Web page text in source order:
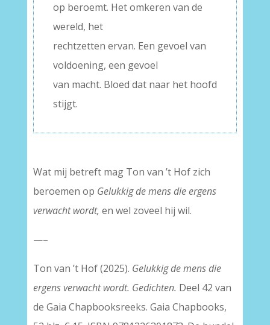
op beroemt. Het omkeren van de
wereld, het
rechtzetten ervan. Een gevoel van
voldoening, een gevoel
van macht. Bloed dat naar het hoofd
stijgt.
Wat mij betreft mag Ton van ’t Hof zich
beroemen op Gelukkig de mens die ergens
verwacht wordt, en wel zoveel hij wil.
—–
Ton van ’t Hof (2025). Gelukkig de mens die
ergens verwacht wordt. Gedichten. Deel 42 van
de Gaia Chapbooksreeks. Gaia Chapbooks,